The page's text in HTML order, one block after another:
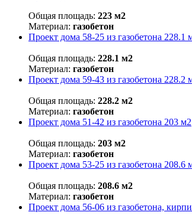
Общая площадь: 223 м2
Материал: газобетон
Проект дома 58-25 из газобетона 228.1
Общая площадь: 228.1 м2
Материал: газобетон
Проект дома 59-43 из газобетона 228.2
Общая площадь: 228.2 м2
Материал: газобетон
Проект дома 51-42 из газобетона 203 м2
Общая площадь: 203 м2
Материал: газобетон
Проект дома 53-25 из газобетона 208.6
Общая площадь: 208.6 м2
Материал: газобетон
Проект дома 56-06 из газобетона,